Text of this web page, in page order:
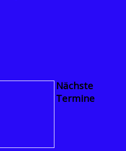
Nächste
Termine